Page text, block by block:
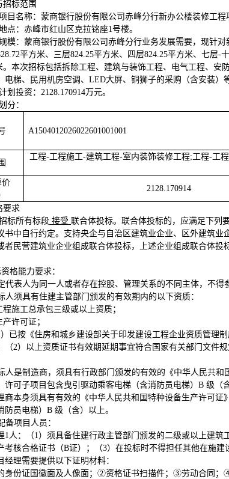
招标范围
目名称： 蒙商银行股份有限公司赤峰分行新办公楼装修工程
点： 赤峰市红山区克拉铭座1号楼。
模：蒙商银行股份有限公司赤峰分行业务发展需要，现针
平方米、三层824.25平方米、四层824.25平方米、七层-
。本次招标包括拆除工程、建筑与装饰工程、电气工程、
电梯、民用机房空调、LED大屏、铜狮子的采购（含安装）
划投资：2128.170914万元。
分：
A1504012026022601001001
工程-工程施工-建筑工程-室内装饰装修工程;工程-工
价
2128.170914
要求
标所有标段 接受 联合体投标。联合体投标的，应满足下列
书中自行约定。 支持央企与自治区建筑业企业、区外建筑
者民营建筑业企业组成联合体投标，上述企业组成联合体
格能力要求：
代表人为同一人或者存在控股、管理关系的不同主体，不
人须具有住建主管部门颁发的有效期内的以下资质：
程施工总承包三级或以上资质；
许可证；
已按《住房和城乡建设部关于印发建设工程企业资质管理
（2）以上资质证书有效期延期事宜符合国家有关部门文件
人是制造商，须具有行政部门颁发的有效的《中华人民共
许可子项目包含曳引驱动乘客电梯（含消防员电梯）B 级
商本身须具有有效的《中华人民共和国特种设备生产许可
防员电梯）B 级（含）以上。
备项目人员：
1人：（1）须具备住建行政主管部门颁发的二级或以上建
考核合格证书（B证）；（3）在投标时不得担任其他在施建
经理需要提供以下证明材料：
份证国徽面及人像面；②资格证书扫描件；③劳动合同；